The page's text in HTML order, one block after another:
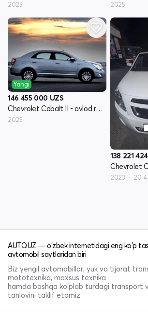
2025 2025
Yangi
146 455 000 UZS
Chevrolet Cobalt II - avlod restyling
2025
138 221 424
2023 20
AUTO.UZ — o'zbek internetidagi eng ko'p
avtomobil saytlaridan biri
Biz yengil avtomobillar, yuk va tijorat
mototexnika, maxsus texnika
hamda boshqa ko'plab turdagi transport
tanlovini taklif etamiz